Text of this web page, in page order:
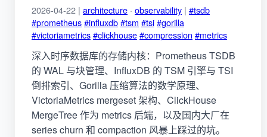
2026-04-22 | architecture · observability | #tsdb
#prometheus#influxdb#tsm #tsi#gorilla
#victoriametrics#clickhouse#compression #metrics
深入时序数据库的存储内核：Prometheus TSDB
的 WAL 与块管理、InfluxDB 的 TSM 引擎与 TSI
倒排索引、Gorilla 压缩算法的数学原理、
VictoriaMetrics mergeset 架构、ClickHouse
MergeTree 作为 metrics 后端，以及国内大厂在
series churn 和 compaction 风暴上踩过的坑。